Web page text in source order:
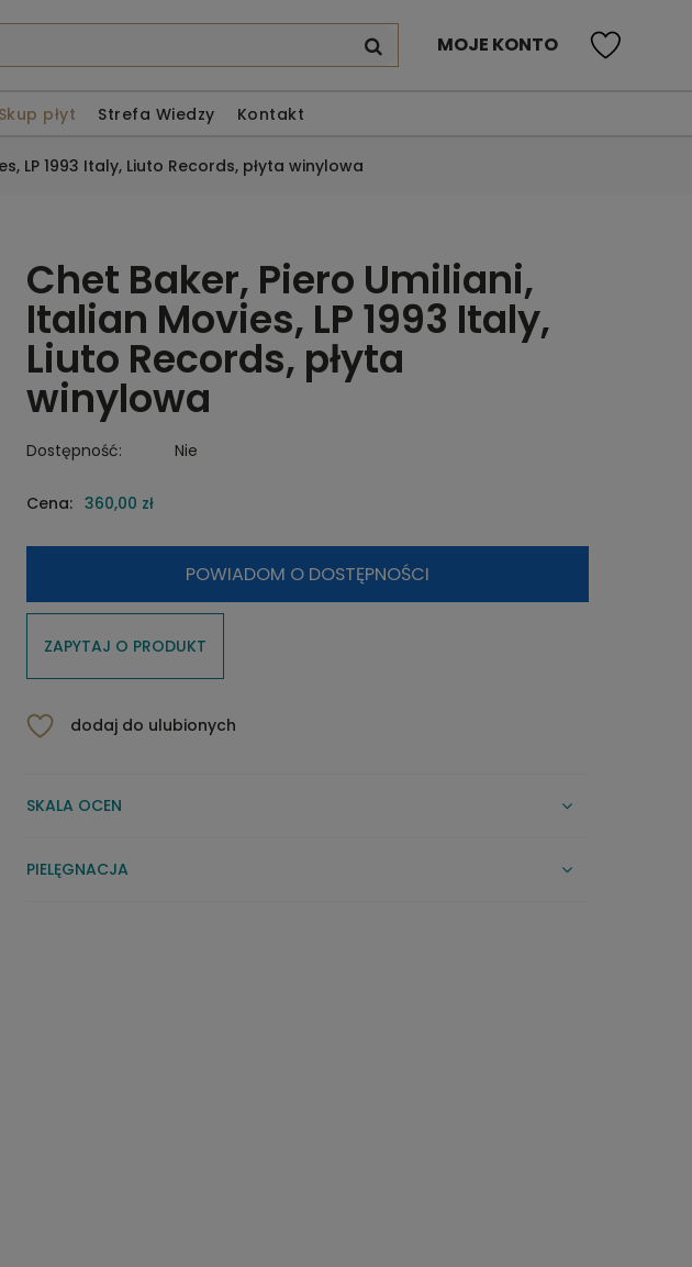
MOJE KONTO
Skup płyt Strefa Wiedzy Kontakt
LP 1993 Italy, Liuto Records, płyta winylowa
Chet Baker, Piero Umiliani,
Italian Movies, LP 1993 Italy,
Liuto Records, płyta
winylowa
Dostępność: Nie
Cena: 360,00 zł
POWIADOM O DOSTĘPNOŚCI
ZAPYTAJ O PRODUKT
dodaj do ulubionych
SKALA OCEN
PIELĘGNACJA